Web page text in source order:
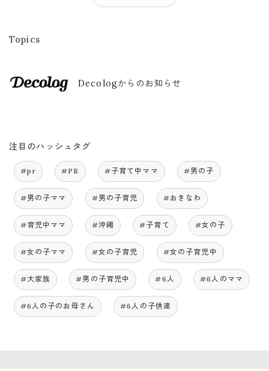
Topics
Decologからのお知らせ
注目のハッシュタグ
#pr #PR #子育て中ママ #男の子
#男の子ママ #男の子育児 #おきなわ
#育児中ママ #沖縄 #子育て #女の子
#女の子ママ #女の子育児 #女の子育児中
#大家族 #男の子育児中 #6人 #6人のママ
#6人の子のお母さん #6人の子供達